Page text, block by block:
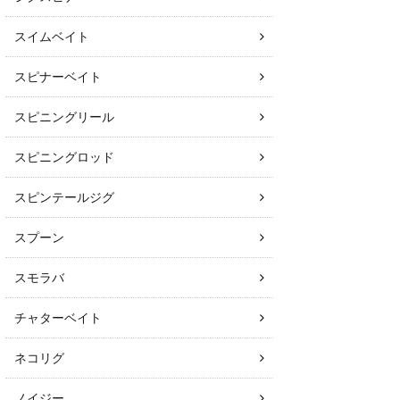
スイムベイト
スピナーベイト
スピニングリール
スピニングロッド
スピンテールジグ
スプーン
スモラバ
チャターベイト
ネコリグ